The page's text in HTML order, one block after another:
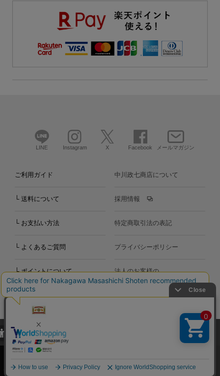
LINE Instagram X Facebook メールマガジン
ご利用ガイド
└ 送料について
└ お支払い方法
└ よくあるご質問
└ ポイントについて
お問い合わせ
中川政七商店について
採用情報
特定商取引法の表記
プライバシーポリシー
法人のお客様の
お問い合わせ
Copyright©2000-2026
Nakagawa Masashichi Shoten All Rights Reserved.
当サイトでは、当サイト内における閲覧履歴・属性情報などの取得およ
び利便性向上のためにクッキー（Cookie）を使用いたします。詳細に
関しては「プライバシーポリシー
承諾する